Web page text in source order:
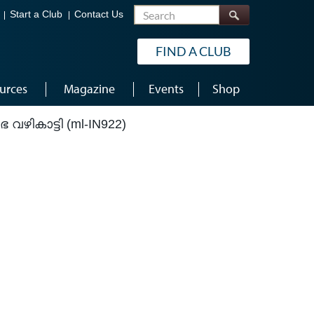
Start a Club Contact Us Search
FIND A CLUB
Magazine Events Shop
(ml-IN922)